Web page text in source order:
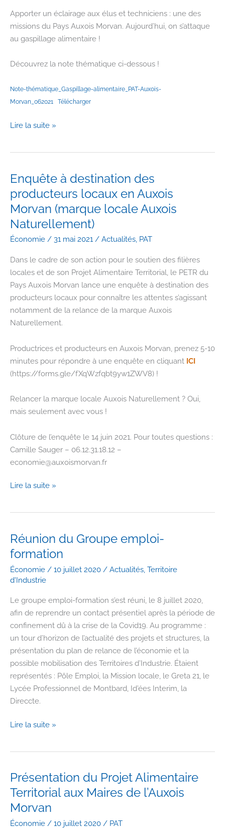
Apporter un éclairage aux élus et techniciens : une des
missions du Pays Auxois Morvan. Aujourd’hui, on s’attaque
au gaspillage alimentaire !
Découvrez la note thématique ci-dessous !
Note-thématique_Gaspillage-alimentaire_PAT-Auxois-
Morvan_062021
Télécharger
Une
thématique
le
gaspillage
alimentaire
#PAT
Auxois-
Morvan
Lire la suite »
Enquête à destination des
producteurs locaux en Auxois
Morvan (marque locale Auxois
Naturellement)
Économie / 31 mai 2021 / Actualités, PAT
Dans le cadre de son action pour le soutien des filières
locales et de son Projet Alimentaire Territorial, le PETR du
Pays Auxois Morvan lance une enquête à destination des
producteurs locaux pour connaître les attentes s’agissant
notamment de la relance de la marque Auxois
Naturellement.
Productrices et producteurs en Auxois Morvan, prenez 5-10
minutes pour répondre à une enquête en cliquant ICI
(https://forms.gle/fXqWzfqbt9yw1ZWV8) !
Relancer la marque locale Auxois Naturellement ? Oui,
mais seulement avec vous !
Clôture de l’enquête le 14 juin 2021. Pour toutes questions :
Camille Sauger – 06.12.31.18.12 –
economie@auxoismorvan.fr
Enquête
destination
producteurs
locaux
en
Auxois
(marque
locale
Auxois
Naturellement)
Lire la suite »
Réunion du Groupe emploi-
formation
Économie / 10 juillet 2020 / Actualités Territoire
d'Industrie
Le groupe emploi-formation s’est réuni, le 8 juillet 2020,
afin de reprendre un contact présentiel après la période de
confinement dû à la crise de la Covid19. Au programme :
un tour d’horizon de l’actualité des projets et structures, la
présentation du plan de relance de l’économie et la
possible mobilisation des Territoires d’Industrie. Étaient
représentés : Pôle Emploi, la Mission locale, le Greta 21, le
Lycée Professionnel de Montbard, Id’ées Interim, la
Direccte.
Réunion
formation
Lire la suite »
Présentation du Projet Alimentaire
Territorial aux Maires de l’Auxois
Morvan
Économie / 10 juillet 2020 / PAT